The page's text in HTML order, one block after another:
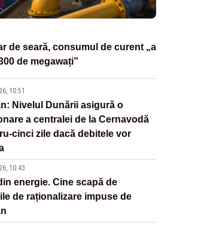
de seară, consumul de curent „a
de megawați”
10:51
Nivelul Dunării asigură o
a centralei de la Cernavodă
cinci zile dacă debitele vor
10:43
energie. Cine scapă de
de raționalizare impuse de